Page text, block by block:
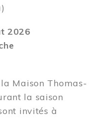
2026
Maison Thomas-
la saison
invités à